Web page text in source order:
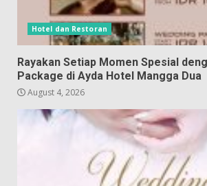
Hotel dan Restoran
Rayakan Setiap Momen Spesial
Package di Ayda Hotel Mangga Dua
August 4, 2026